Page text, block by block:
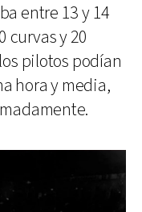
entre 13 y 14
curvas y 20
pilotos podían
hora y media,